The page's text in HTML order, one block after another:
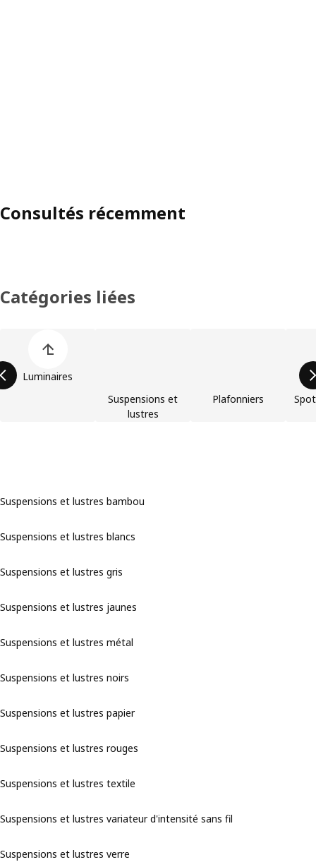
Consultés récemment
Catégories liées
Luminaires
Suspensions et
lustres
Plafonniers
Suspensions et lustres bambou
Suspensions et lustres blancs
Suspensions et lustres gris
Suspensions et lustres jaunes
Suspensions et lustres métal
Suspensions et lustres noirs
Suspensions et lustres papier
Suspensions et lustres rouges
Suspensions et lustres textile
Suspensions et lustres variateur d'intensité sans fil
Suspensions et lustres verre